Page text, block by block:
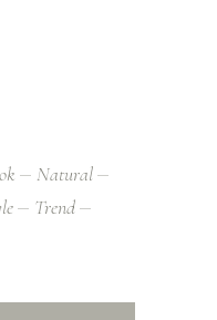
Natural
Trend